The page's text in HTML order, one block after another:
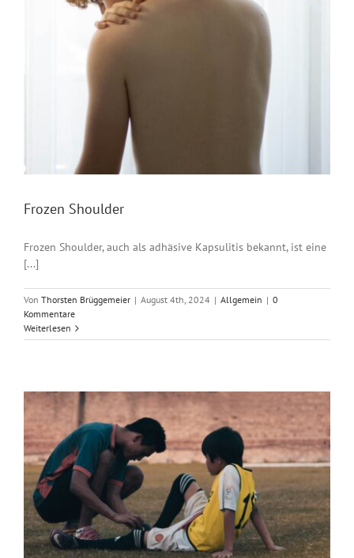
Frozen Shoulder
Frozen Shoulder, auch als adhäsive Kapsulitis bekannt, ist eine
[...]
Von Thorsten Brüggemeier | August 4th, 2024 | Allgemein | 0
Kommentare
Weiterlesen